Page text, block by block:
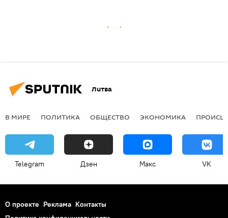
Литва
В МИРЕ ПОЛИТИКА ОБЩЕСТВО ЭКОНОМИКА
Telegram Дзен Макс VK
О проекте Реклама Контакты